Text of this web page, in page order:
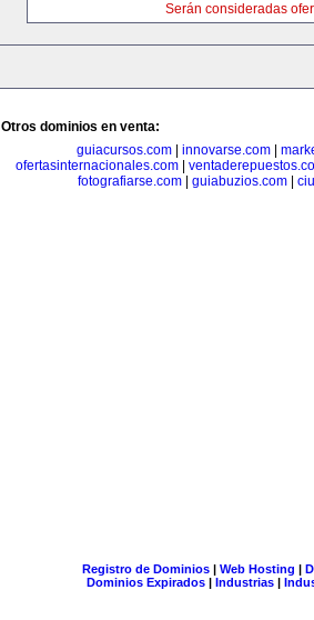
Serán consideradas
Otros dominios en venta:
guiacursos.com| innovarse.com|
ofertasinternacionales.com|
fotografiarse.com| guiabuzios.com|
Registro de Dominios| Web Hosting |
Dominios Expirados | Industrias |